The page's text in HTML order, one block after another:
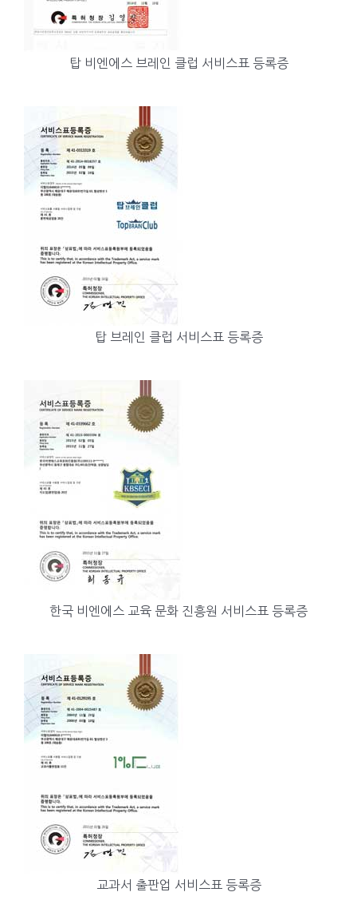
탑 비엔에스 브레인 클럽 서비스표 등록증
탑 브레인 클럽 서비스표 등록증
한국 비엔에스 교육 문화 진흥원 서비스표 등록증
교과서 출판업 서비스표 등록증